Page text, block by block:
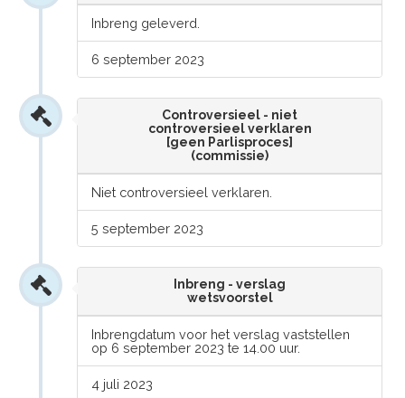
Inbreng geleverd.
6 september 2023
Controversieel - niet
controversieel verklaren
[geen Parlisproces]
(commissie)
Niet controversieel verklaren.
5 september 2023
Inbreng - verslag
wetsvoorstel
Inbrengdatum voor het verslag vaststellen
op 6 september 2023 te 14.00 uur.
4 juli 2023